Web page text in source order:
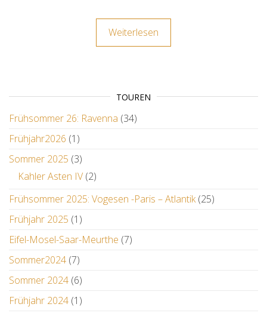
Weiterlesen
TOUREN
Frühsommer 26: Ravenna (34)
Frühjahr2026 (1)
Sommer 2025 (3)
Kahler Asten IV (2)
Frühsommer 2025: Vogesen -Paris – Atlantik(25)
Frühjahr 2025 (1)
Eifel-Mosel-Saar-Meurthe (7)
Sommer2024 (7)
Sommer 2024 (6)
Frühjahr 2024 (1)